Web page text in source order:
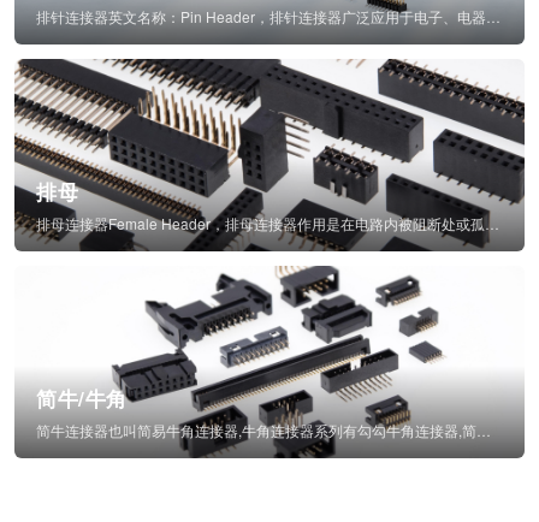
排母
排母连接器Female Header，排母连接器作用是在电路内被阻断处或孤立不通...
简牛/牛角